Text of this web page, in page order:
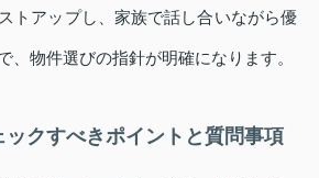
トアップし、家族で話し合いながら優
、物件選びの指針が明確になります。
クすべきポイントと質問事項